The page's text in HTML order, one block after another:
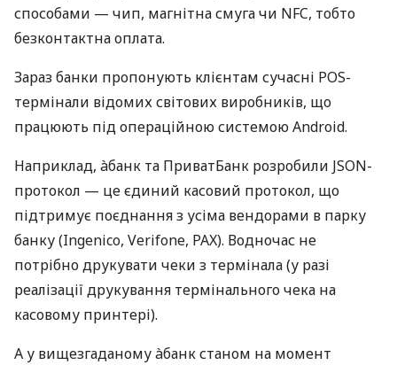
способами — чип, магнітна смуга чи NFC, тобто
безконтактна оплата.
Зараз банки пропонують клієнтам сучасні POS-
термінали відомих світових виробників, що
працюють під операційною системою Android.
Наприклад, àбанк та ПриватБанк розробили JSON-
протокол — це єдиний касовий протокол, що
підтримує поєднання з усіма вендорами в парку
банку (Ingenico, Verifone, PAX). Водночас не
потрібно друкувати чеки з термінала (у разі
реалізації друкування термінального чека на
касовому принтері).
А у вищезгаданому àбанк станом на момент